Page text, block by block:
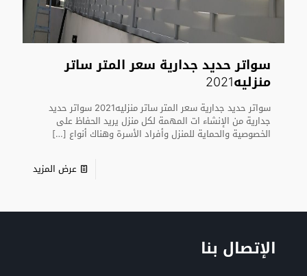
سواتر حديد جدارية سعر المتر ساتر
منزليه2021
سواتر حديد جدارية سعر المتر ساتر منزليه2021 سواتر حديد
جدارية من الإنشاء ات المهمة لكل منزل يريد الحفاظ على
الخصوصية والحماية للمنزل وأفراد الأسرة وهناك أنواع […]
عرض المزيد
الإتصال بنا